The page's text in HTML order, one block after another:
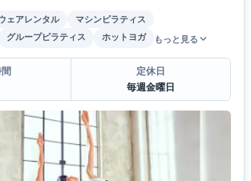
ェアレンタル
マシンピラティス
グループピラティス ホットヨガ もっと見る
定休日
毎週金曜日